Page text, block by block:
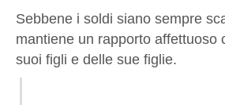
Sebbene i soldi siano sempre
mantiene un rapporto affettuoso
suoi figli e delle sue figlie.